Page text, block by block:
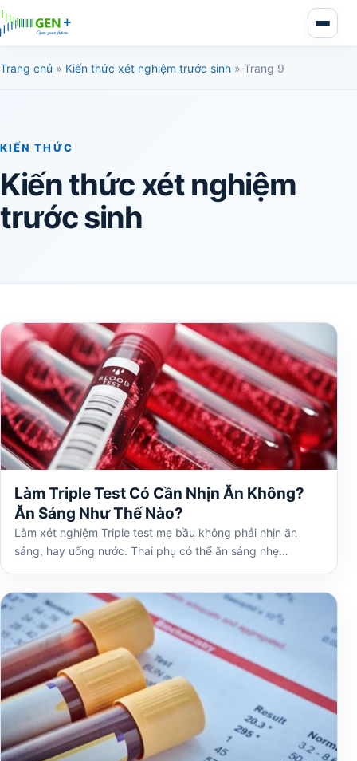
Trang chủ » Kiến thức xét nghiệm trước sinh » Trang 9
KIẾN THỨC
Kiến thức xét nghiệm
trước sinh
Làm Triple Test Có Cần Nhịn Ăn Không?
Ăn Sáng Như Thế Nào?
Làm xét nghiệm Triple test mẹ bầu không phải nhịn ăn
sáng, hay uống nước. Thai phụ có thể ăn sáng nhẹ…